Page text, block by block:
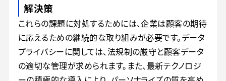
解決策
これらの課題に対処するためには、企業は顧客の期待
に応えるための継続的な取り組みが必要です。データ
プライバシーに関しては、法規制の厳守と顧客データ
の適切な管理が求められます。また、最新テクノロジ